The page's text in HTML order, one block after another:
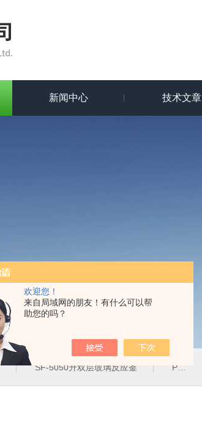
欢迎您！
来自局域网的朋友！有什么可以帮
助您的吗？
新闻中心 技术文章
SF-5050升双层玻璃反应釜 PH-2J防腐蚀恒温水浴锅